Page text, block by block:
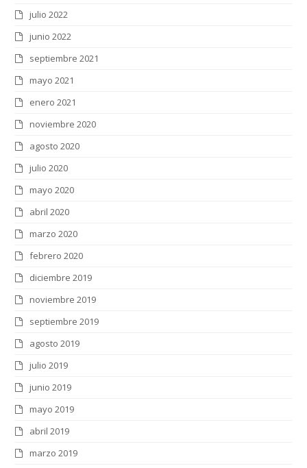
julio 2022
junio 2022
septiembre 2021
mayo 2021
enero 2021
noviembre 2020
agosto 2020
julio 2020
mayo 2020
abril 2020
marzo 2020
febrero 2020
diciembre 2019
noviembre 2019
septiembre 2019
agosto 2019
julio 2019
junio 2019
mayo 2019
abril 2019
marzo 2019